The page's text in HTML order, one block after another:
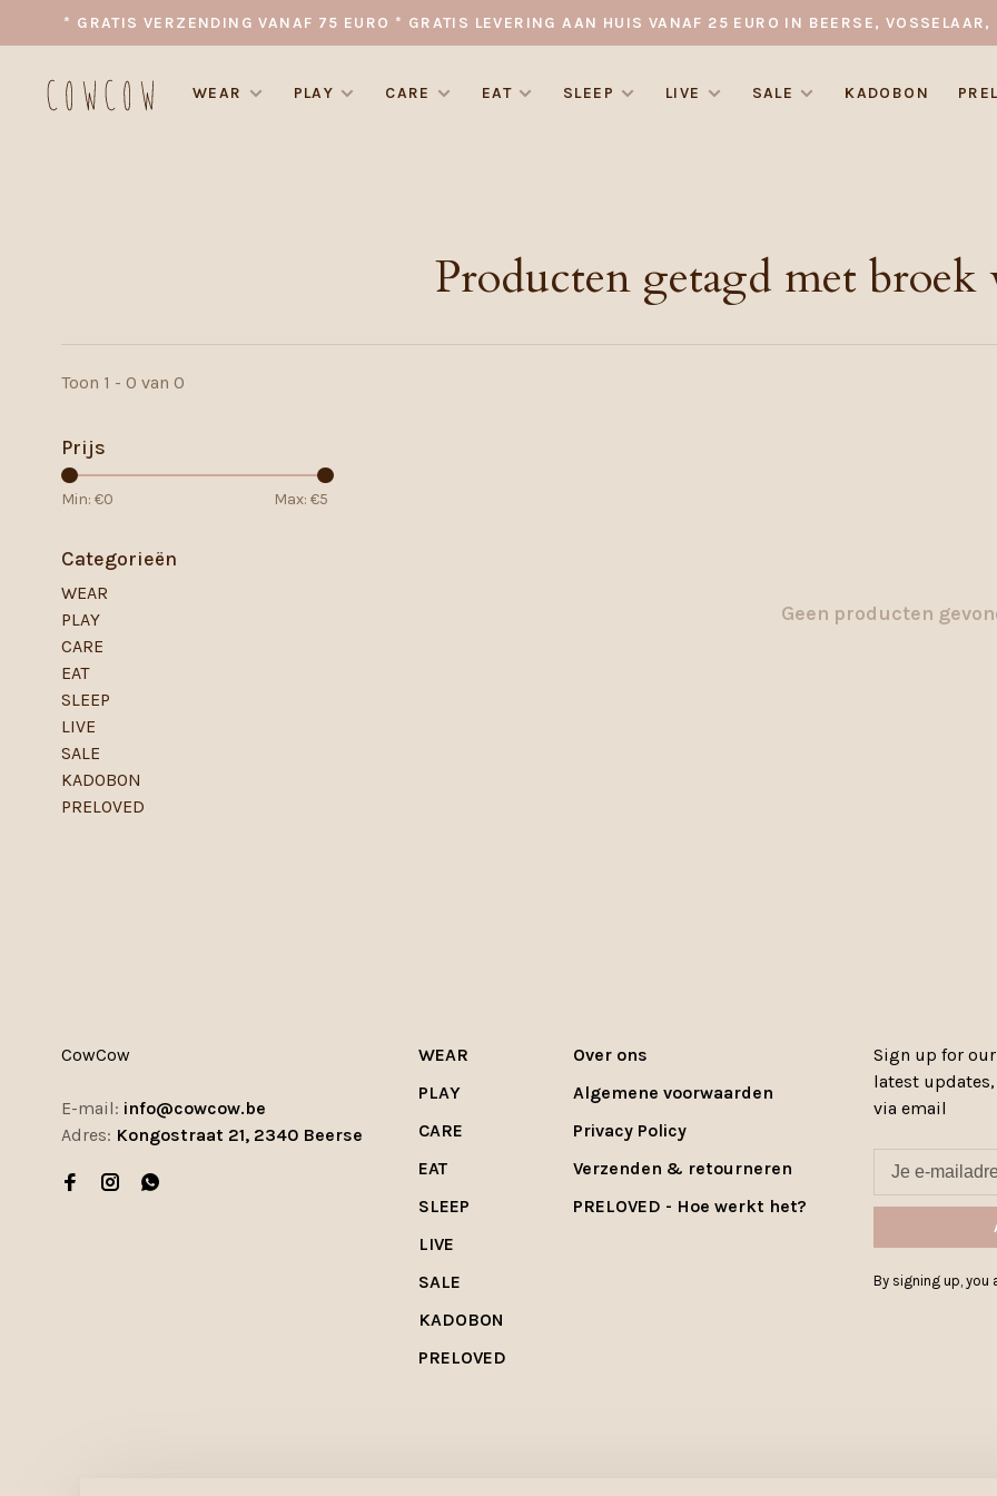
* GRATIS VERZENDING VANAF 75 EURO * GRATIS LEVERING AAN HUIS VANAF 25 EURO IN BEERSE,
WEAR PLAY CARE EAT SLEEP LIVE SALE KADOBON
Producten getagd met broek
Toon 1 - 0 van 0
Prijs
Min: €0 Max: €5
Categorieën
WEAR
PLAY
CARE
EAT
SLEEP
LIVE
SALE
KADOBON
PRELOVED
Geen producten
CowCow
E-mail: info@cowcow.be
Adres: Kongostraat 21, 2340 Beerse
WEAR
PLAY
CARE
EAT
SLEEP
LIVE
SALE
KADOBON
PRELOVED
Over ons
Algemene voorwaarden
Privacy Policy
Verzenden & retourneren
PRELOVED - Hoe werkt het?
Sign up for
latest
via email
By signing up, you